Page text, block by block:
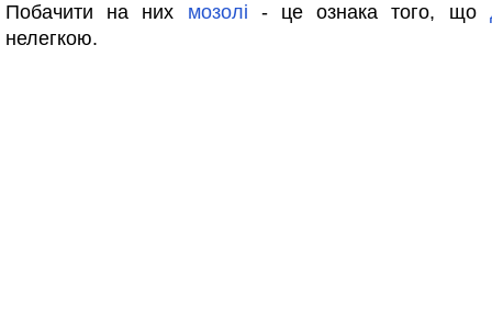
Побачити на них мозолі - це ознака того, що
нелегкою.